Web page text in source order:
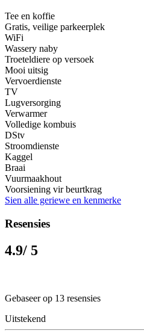
Tee en koffie
Gratis, veilige parkeerplek
WiFi
Wassery naby
Troeteldiere op versoek
Mooi uitsig
Vervoerdienste
TV
Lugversorging
Verwarmer
Volledige kombuis
DStv
Stroomdienste
Kaggel
Braai
Vuurmaakhout
Voorsiening vir beurtkrag
Sien alle geriewe en kenmerke
Resensies
4.9/ 5
Gebaseer op 13 resensies
Uitstekend